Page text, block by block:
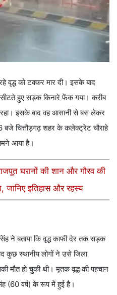
वृद्ध को टक्कर मार दी। इसके बाद
हुए सड़क किनारे फेंक गया। करीब
रहा। इसके बाद वह आसानी से बस लेकर
चित्तौड़गढ़ शहर के कलेक्ट्रेट चौराहे
आया है।
घरानों की शान और गौरव की
जानिए इतिहास और रहस्य
ने बताया कि वृद्ध काफी देर तक सड़क
कुछ स्थानीय लोगों ने उसे जिला
मौत हो चुकी थी। मृतक वृद्ध की पहचान
(60 वर्ष) के रूप में हुई है।